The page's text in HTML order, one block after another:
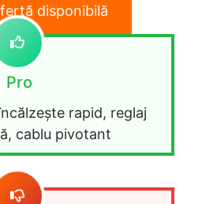
disponibilă
Pro
rapid, reglaj
cablu pivotant